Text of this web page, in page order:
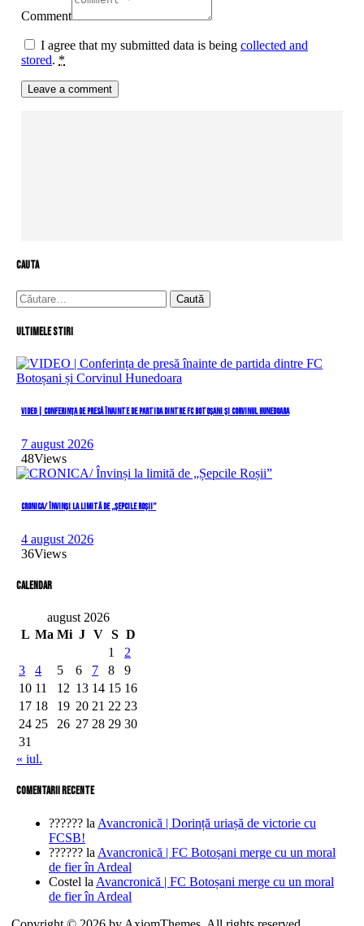
Comment
I agree that my submitted data is being collected and
stored. *
cauta
Caută
după:
Ultimele stiri
VIDEO | Conferința de presă înainte de partida dintre FC Botoșani și Corvinul Hunedoara
7 august 2026
48Views
CRONICA/ Învinși la limită de „Șepcile Roșii”
4 august 2026
36Views
Calendar
august 2026
L Ma Mi J V S D
1
2
3
4 5 6 7 8
9
10 11 12 13 14 15 16
17 18 19 20 21 22 23
24 25 26 27 28 29 30
31
« iul.
comentarii recente
?????? la Avancronică | Dorință uriașă de victorie cu
FCSB!
?????? la Avancronică | FC Botoșani merge cu un moral
de fier în Ardeal
Costel la Avancronică | FC Botoșani merge cu un moral
de fier în Ardeal